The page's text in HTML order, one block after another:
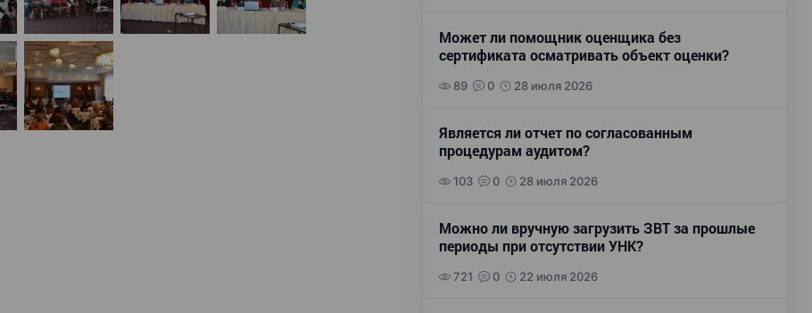
Может ли помощник оценщика без
сертификата осматривать объект оценки?
89 0 28 июля 2026
Является ли отчет по согласованным
процедурам аудитом?
103 0 28 июля 2026
Можно ли вручную загрузить ЗВТ за прошлые
периоды при отсутствии УНК?
721 0 22 июля 2026